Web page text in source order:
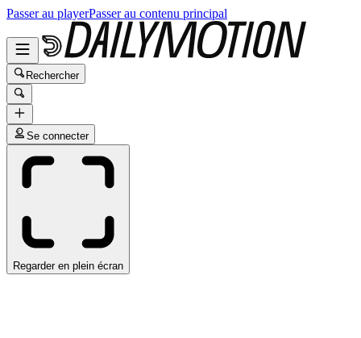
Passer au playerPasser au contenu principal
Rechercher
Se connecter
Regarder en plein écran